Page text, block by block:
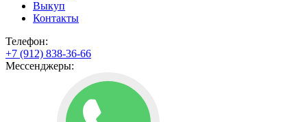
Выкуп
Контакты
Телефон:
+7 (912) 838-36-66
Мессенджеры: